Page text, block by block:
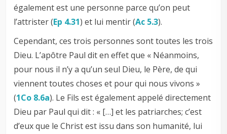
également est une personne parce qu’on peut
l’attrister (Ep 4.31) et lui mentir (Ac 5.3).
Cependant, ces trois personnes sont toutes les trois
Dieu. L’apôtre Paul dit en effet que « Néanmoins,
pour nous il n’y a qu’un seul Dieu, le Père, de qui
viennent toutes choses et pour qui nous vivons »
(1Co 8.6a). Le Fils est également appelé directement
Dieu par Paul qui dit : « […] et les patriarches; c’est
d’eux que le Christ est issu dans son humanité, lui